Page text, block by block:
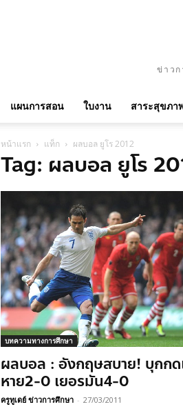
ข่าว
แผนการสอน ใบงาน สาระสุขภา
หน้าแรก แท็ก ผลบอล ยูโร 2012
Tag: ผลบอล ยูโร
บทความทางการศึกษา
ผลบอล : อังกฤษสบาย! บุกกด
หาย2-0 เยอรมัน4-0
ครูทูเดย์ ข่าวการศึกษา - 27/03/2011